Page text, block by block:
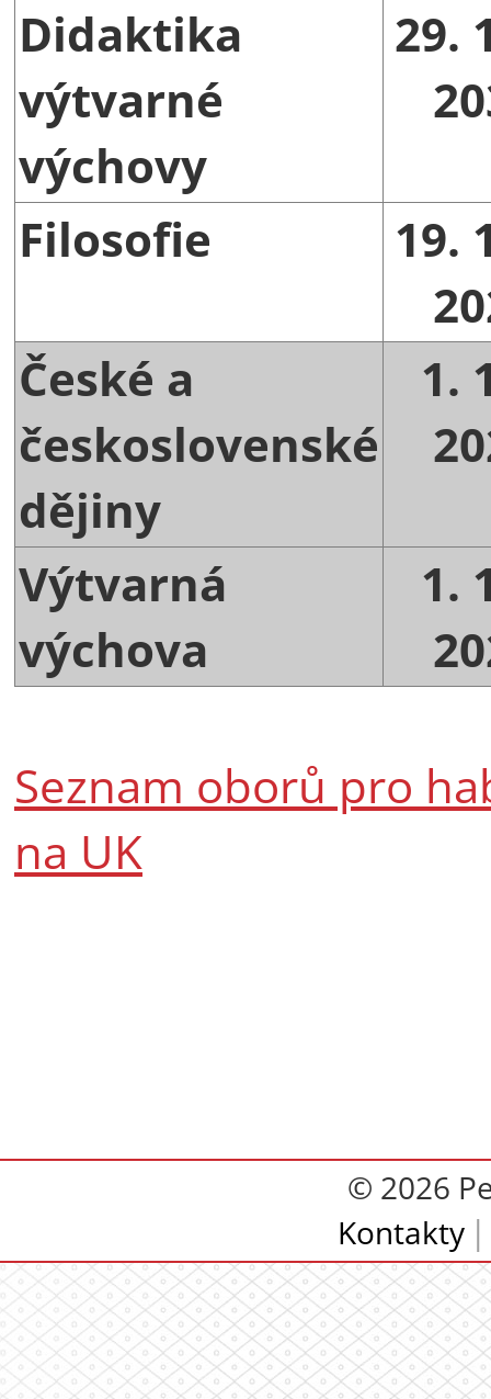
Didaktika
výtvarné
výchovy
29.
Filosofie
19.
České a
československé
dějiny
1.
Výtvarná
výchova
1.
Seznam oborů pro
na UK
© 2026
Kontakty